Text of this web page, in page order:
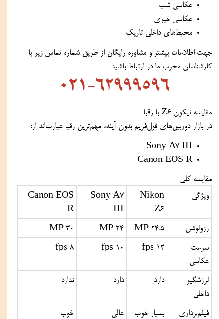
عکاسی شب
عکاسی خبری
محیط‌های داخلی تاریک
جهت اطلاعات بیشتر و مشاوره رایگان از طریق شماره تماس زیر با
کارشناسان مجرب ما در ارتباط باشید.
021-62999596
مقایسه نیکون Z6 با رقبا
در بازار دوربین‌های فول‌فریم بدون آینه، مهم‌ترین رقبا عبارت‌اند از:
Sony A7 III
Canon EOS R
مقایسه کلی
ویژگی
Nikon
Z6
Sony A7
III
Canon EOS
R
رزولوشن
24.5 MP
24 MP
30 MP
سرعت
عکاسی
12 fps
10 fps
8 fps
لرزشگیر
داخلی
دارد دارد ندارد
فیلم‌برداری بسیار خوب عالی
خوب